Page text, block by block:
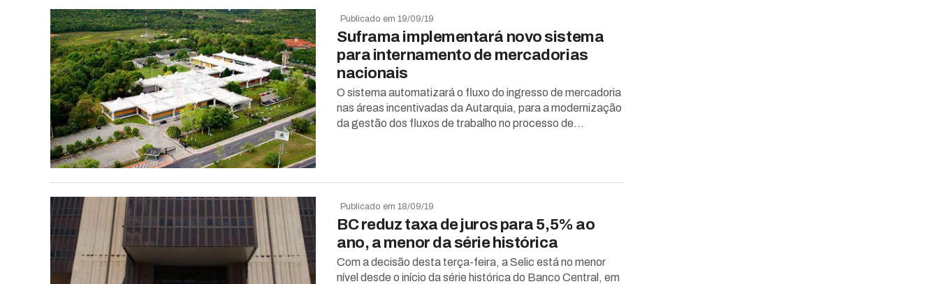
Publicado em 19/09/19
Suframa implementará novo sistema
para internamento de mercadorias
nacionais
O sistema automatizará o fluxo do ingresso de mercadoria
nas áreas incentivadas da Autarquia, para a modernização
da gestão dos fluxos de trabalho no processo de...
Publicado em 18/09/19
BC reduz taxa de juros para 5,5% ao
ano, a menor da série histórica
Com a decisão desta terça-feira, a Selic está no menor
nível desde o início da série histórica do Banco Central, em